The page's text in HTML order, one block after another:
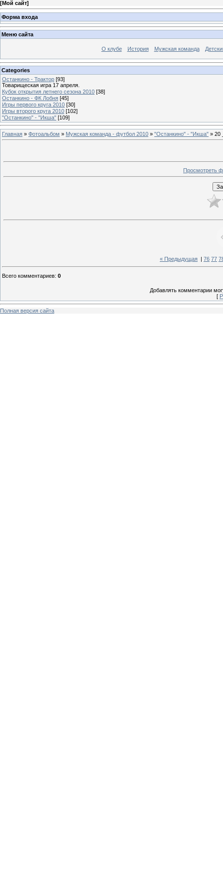
[Мой сайт]
Форма входа
Меню сайта
О клубе История Мужская команда
Categories
Останкино - Трактор [93]
Товарищеская игра 17 апреля.
Кубок открытия летнего сезона 2010 [38]
Останкино - ФК Лобня [45]
Игры первого круга 2010 [30]
Игры второго круга 2010 [102]
"Останкино" - "Икша" [109]
Главная » Фотоальбом » Мужская команда - футбол 2010 » "Останкино" - "Икша" » 20
Просмотреть
« Предыдущая 76 77
Всего комментариев: 0
Добавлять комментарии
[
Полная версия сайта